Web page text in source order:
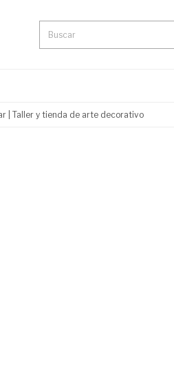
| Taller y tienda de arte decorativo